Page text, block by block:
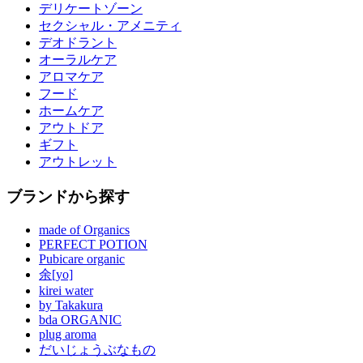
デリケートゾーン
セクシャル・アメニティ
デオドラント
オーラルケア
アロマケア
フード
ホームケア
アウトドア
ギフト
アウトレット
ブランドから探す
made of Organics
PERFECT POTION
Pubicare organic
余[yo]
kirei water
by Takakura
bda ORGANIC
plug aroma
だいじょうぶなもの